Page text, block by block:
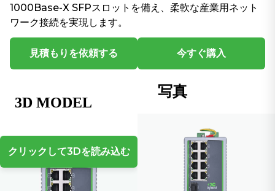
1000Base-X SFPスロットを備え、柔軟な産業用ネット
ワーク接続を実現します。
見積もりを依頼する 今すぐ購入
クリックして3Dを読み込む
写真